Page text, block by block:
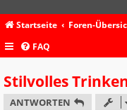
Startseite Foren-
FAQ
Stilvolles
ANTWORTEN